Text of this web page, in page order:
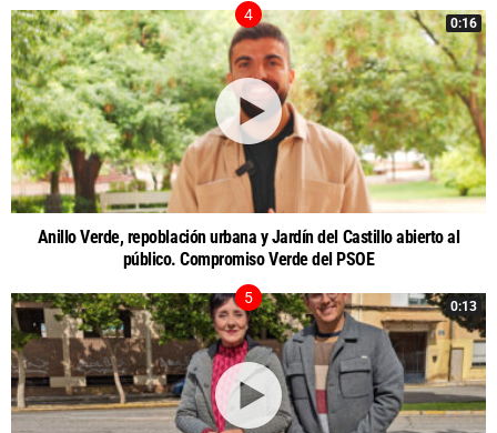
0:16
Anillo Verde, repoblación urbana y Jardín del Castillo abierto al
público. Compromiso Verde del PSOE
0:13